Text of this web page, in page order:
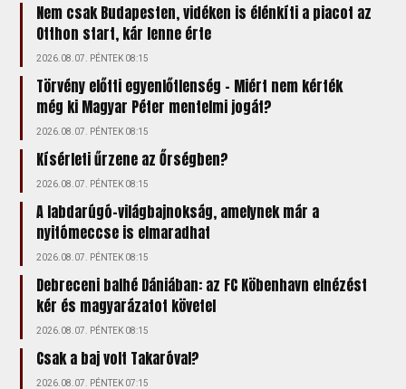
Nem csak Budapesten, vidéken is élénkíti a piacot az
Otthon start, kár lenne érte
2026.08.07. PÉNTEK 08:15
Törvény előtti egyenlőtlenség – Miért nem kérték
még ki Magyar Péter mentelmi jogát?
2026.08.07. PÉNTEK 08:15
Kísérleti űrzene az Őrségben?
2026.08.07. PÉNTEK 08:15
A labdarúgó-világbajnokság, amelynek már a
nyitómeccse is elmaradhat
2026.08.07. PÉNTEK 08:15
Debreceni balhé Dániában: az FC Köbenhavn elnézést
kér és magyarázatot követel
2026.08.07. PÉNTEK 08:15
Csak a baj volt Takaróval?
2026.08.07. PÉNTEK 07:15